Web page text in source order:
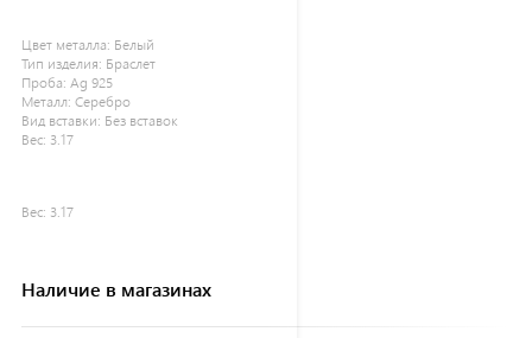
Цвет металла: Белый
Тип изделия: Браслет
Проба: Ag 925
Металл: Серебро
Вид вставки: Без вставок
Вес: 3.17
Вес: 3.17
Наличие в магазинах